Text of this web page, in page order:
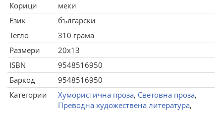
Корици
меки
Език
български
Тегло
310 грама
Размери
20x13
ISBN
9548516950
Баркод
9548516950
Категории
Хумористична проза, Световна проза,
Преводна художествена литература,